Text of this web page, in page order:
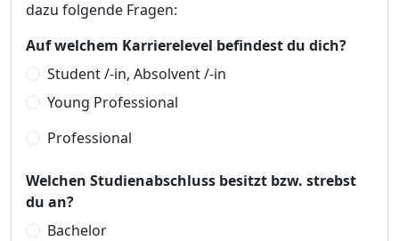
dazu folgende Fragen:
Auf welchem Karrierelevel befindest du dich?
Student /-in, Absolvent /-in
Young Professional
Professional
Welchen Studienabschluss besitzt bzw. strebst
du an?
Bachelor